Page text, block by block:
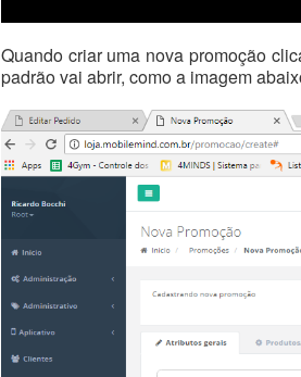
Quando criar uma nova promoção
padrão vai abrir, como a imagem